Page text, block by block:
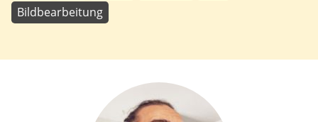
Bildbearbeitung